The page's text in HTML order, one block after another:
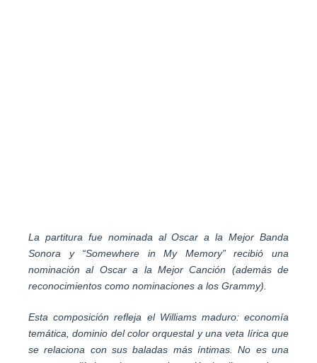
La partitura fue nominada al Oscar a la Mejor Banda
Sonora y “Somewhere in My Memory” recibió una
nominación al Oscar a la Mejor Canción (además de
reconocimientos como nominaciones a los Grammy).
Esta composición refleja el Williams maduro: economía
temática, dominio del color orquestal y una veta lírica que
se relaciona con sus baladas más íntimas. No es una